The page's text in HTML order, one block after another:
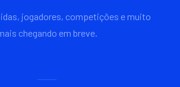
jogadores, competições e muito
chegando em breve.